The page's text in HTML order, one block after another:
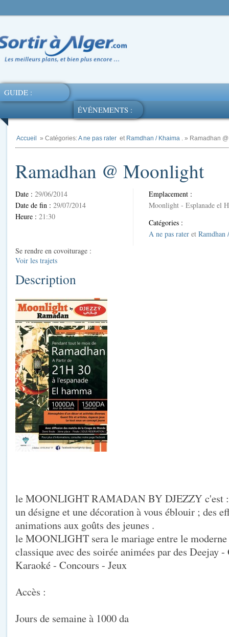
GUIDE :
ÉVÉNEMENTS :
Accueil » Catégories:A ne pas rater et Ramdhan / Khaima . » Ramadhan
Ramadhan @ Moonlight
Date : 29/06/2014
Date de fin : 29/07/2014
Heure : 21:30
Emplacement :
Moonlight - Esplanade el
Catégories :
A ne pas rater et Ramdhan
Se rendre en covoiturage :
Voir les trajets
Description
le MOONLIGHT RAMADAN BY DJEZZY c'est :
un désigne et une décoration à vous éblouir ; des
animations aux goûts des jeunes .
le MOONLIGHT sera le mariage entre le
classique avec des soirée animées par des Deejay
Karaoké - Concours - Jeux
Accès :
Jours de semaine à 1000 da